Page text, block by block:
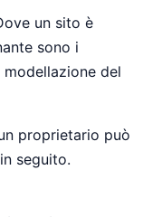
un sito è
sono i
del
proprietario può
seguito.